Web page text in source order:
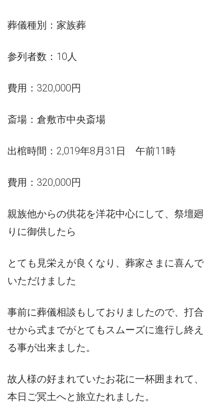
葬儀種別：家族葬
参列者数：10人
費用：320,000円
斎場：倉敷市中央斎場
出棺時間：2,019年8月31日 午前11時
費用：320,000円
親族他からの供花を洋花中心にして、祭壇廻
りに御供したら
とても見栄えが良くなり、葬家さまに喜んで
いただけました
事前に葬儀相談もしておりましたので、打合
せから式までがとてもスムーズに進行し終え
る事が出来ました。
故人様の好まれていたお花に一杯囲まれて、
本日ご冥土へと旅立たれました。